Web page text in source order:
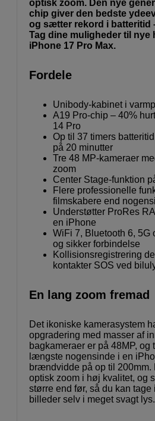
optisk zoom. Den nye
chip giver den bedste
og sætter rekord i batteritid
Tag dine muligheder til nye
iPhone 17 Pro Max.
Fordele
Unibody-kabinet i
A19 Pro-chip – 40%
14 Pro
Op til 37 timers
på 20 minutter
Tre 48 MP-kameraer
zoom
Center Stage-funktion
Flere professionelle
filmskabere end
Understøtter ProRes
en iPhone
WiFi 7, Bluetooth 6, 5G
og sikker forbindelse
Kollisionsregistrering
kontakter SOS ved
En lang zoom fremad
Det ikoniske kamerasystem
opgradering med masser af
bagkameraer er på 48MP, og
længste nogensinde i en
brændvidde på op til 200mm.
optisk zoom i høj kvalitet, og
større end før, så du kan tage
billeder selv i meget svagt lys.